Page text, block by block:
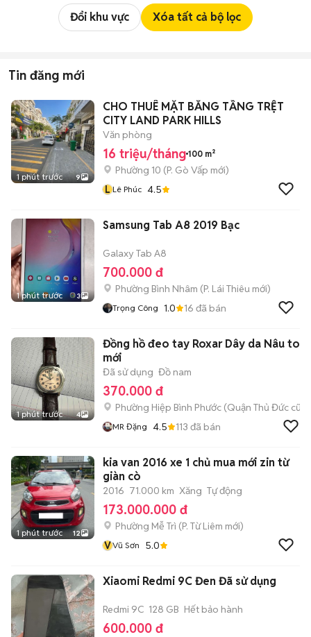
Đổi khu vực Xóa tất cả bộ lọc
Tin đăng mới
1 phút trước 9
CHO THUÊ MẶT BẰNG TẦNG TRỆT
CITY LAND PARK HILLS
Văn phòng
16 triệu/tháng 100 m²
Phường 10 (P. Gò Vấp mới)
L Lê Phúc 4.5
1 phút trước 3
Samsung Tab A8 2019 Bạc
Galaxy Tab A8
700.000 đ
Phường Bình Nhâm (P. Lái Thiêu mới)
Trọng Công 1.0 16 đã bán
1 phút trước 4
Đồng hồ đeo tay Roxar Dây da Nâu to
mới
Đã sử dụng Đồ nam
370.000 đ
Phường Hiệp Bình Phước (Quận Thủ Đức cũ)
MR Đặng 4.5 113 đã bán
1 phút trước 12
kia van 2016 xe 1 chủ mua mới zin từ
giàn cò
2016 71.000 km Xăng Tự động
173.000.000 đ
Phường Mễ Trì (P. Từ Liêm mới)
VVũ Sơn 5.0
Xiaomi Redmi 9C Đen Đã sử dụng
Redmi 9C 128 GB Hết bảo hành
600.000 đ